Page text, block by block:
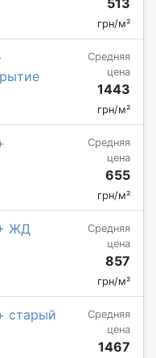
грн/м²
Средняя
цена
1443
грн/м²
Средняя
цена
655
грн/м²
ЖД
Средняя
цена
857
грн/м²
старый
Средняя
цена
1467